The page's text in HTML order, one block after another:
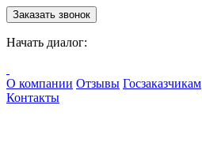
Заказать звонок
Начать диалог:
О компании Отзывы Госзаказчикам
Контакты